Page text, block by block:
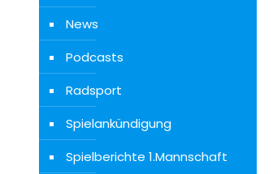
News
Podcasts
Radsport
Spielankündigung
Spielberichte 1.Mannschaft